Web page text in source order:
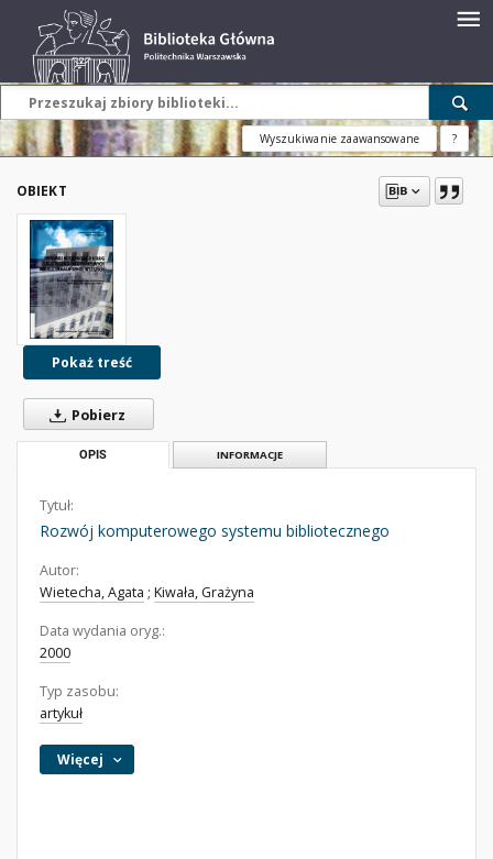
Wyszukiwanie zaawansowane ?
OBIEKT
Pokaż treść
Pobierz
OPIS INFORMACJE
Tytuł:
Rozwój komputerowego systemu bibliotecznego
Autor:
Wietecha, Agata ; Kiwała, Grażyna
Data wydania oryg.:
2000
Typ zasobu:
artykuł
Więcej